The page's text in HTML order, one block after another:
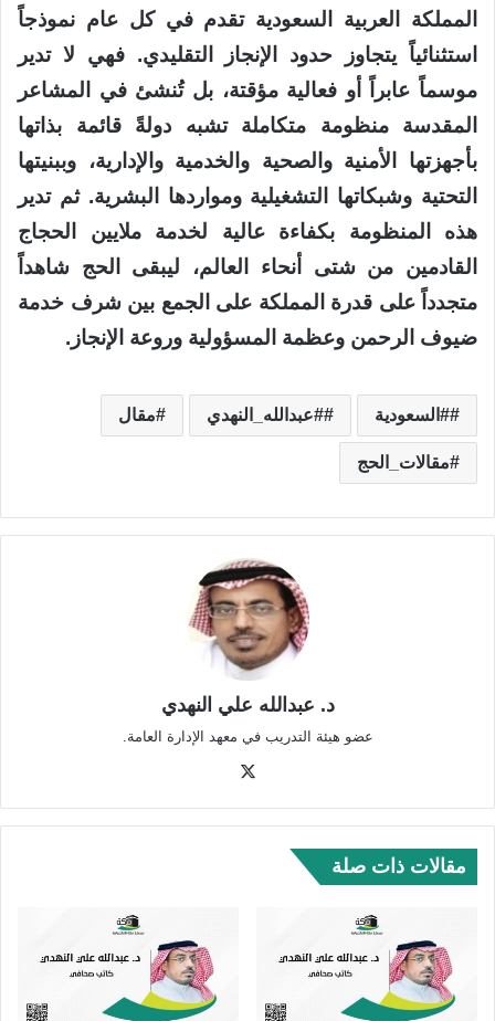
المملكة العربية السعودية تقدم في كل عام نموذجاً
استثنائياً يتجاوز حدود الإنجاز التقليدي. فهي لا تدير
موسماً عابراً أو فعالية مؤقتة، بل تُنشئ في المشاعر
المقدسة منظومة متكاملة تشبه دولةً قائمة بذاتها
بأجهزتها الأمنية والصحية والخدمية والإدارية، وببنيتها
التحتية وشبكاتها التشغيلية ومواردها البشرية. ثم تدير
هذه المنظومة بكفاءة عالية لخدمة ملايين الحجاج
القادمين من شتى أنحاء العالم، ليبقى الحج شاهداً
متجدداً على قدرة المملكة على الجمع بين شرف خدمة
ضيوف الرحمن وعظمة المسؤولية وروعة الإنجاز.
#السعودية #عبدالله_النهدي مقال
مقالات_الحج
د. عبدالله علي النهدي
عضو هيئة التدريب في معهد الإدارة العامة.
مقالات ذات صلة